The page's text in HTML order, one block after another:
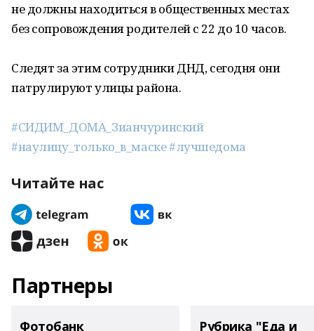
не должны находиться в общественных местах
без сопровождения родителей с 22 до 10 часов.
Следят за этим сотрудники ДНД, сегодня они
патрулируют улицы района.
#СИДИМ_ДОМА_Зианчуринский
#наулицу_только_в_маске#лучшедома
Читайте нас
Партнеры
Фотобанк Рубрика "Еда и